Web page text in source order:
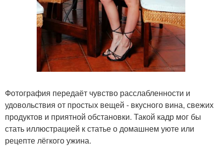
Фотография передаёт чувство расслабленности и
удовольствия от простых вещей - вкусного вина, свежих
продуктов и приятной обстановки. Такой кадр мог бы
стать иллюстрацией к статье о домашнем уюте или
рецепте лёгкого ужина.